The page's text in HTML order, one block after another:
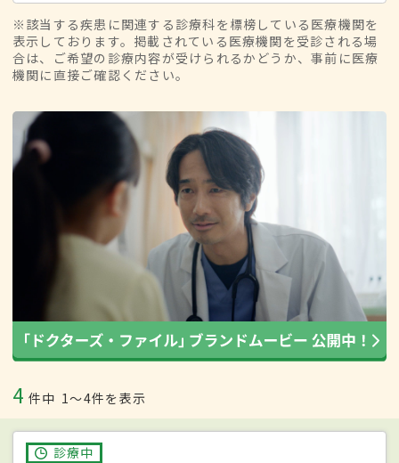
※該当する疾患に関連する診療科を標榜している医療機関を
表示しております。掲載されている医療機関を受診される場
合は、ご希望の診療内容が受けられるかどうか、事前に医療
機関に直接ご確認ください。
4 件中 1〜4件を表示
診療中